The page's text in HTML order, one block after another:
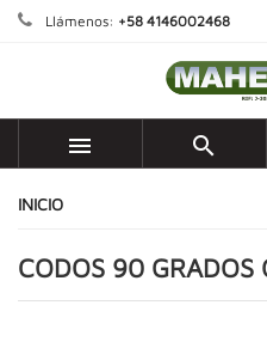
Llámenos: +58 4146002468
 
INICIO
CODOS 90 GRADOS